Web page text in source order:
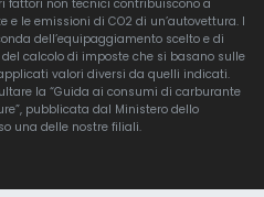
fattori non tecnici contribuiscono a
le emissioni di CO2 di un’autovettura. I
dell’equipaggiamento scelto e di
calcolo di imposte che si basano sulle
valori diversi da quelli indicati.
la “Guida ai consumi di carburante
pubblicata dal Ministero dello
una delle nostre filiali.